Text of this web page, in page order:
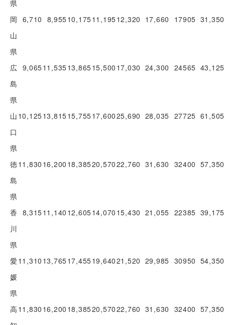
県
岡
山
県
6,710 8,95510,17511,19512,320 17,660 17905 31,350
広
島
県
9,06511,53513,86515,500 17,030 24,300 24565 43,125
山
口
県
10,12513,81515,75517,60025,690 28,035 27725 61,505
徳
島
県
11,830 16,200 18,38520,57022,760 31,630 32400 57,350
香
川
県
8,31511,140 12,60514,070 15,430 21,055 22385 39,175
愛
媛
県
11,310 13,76517,45519,64021,520 29,985 30950 54,350
高 11,830 16,200 18,38520,57022,760 31,630 32400 57,350